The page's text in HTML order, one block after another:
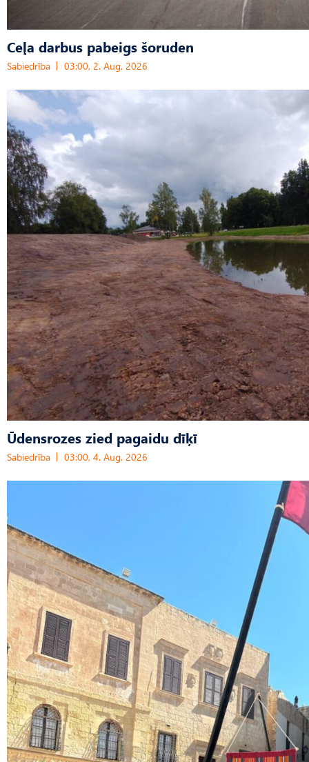
Ceļa darbus pabeigs šoruden
Sabiedrība 03:00, 2. Aug, 2026
Ūdensrozes zied pagaidu dīķī
Sabiedrība 03:00, 4. Aug, 2026